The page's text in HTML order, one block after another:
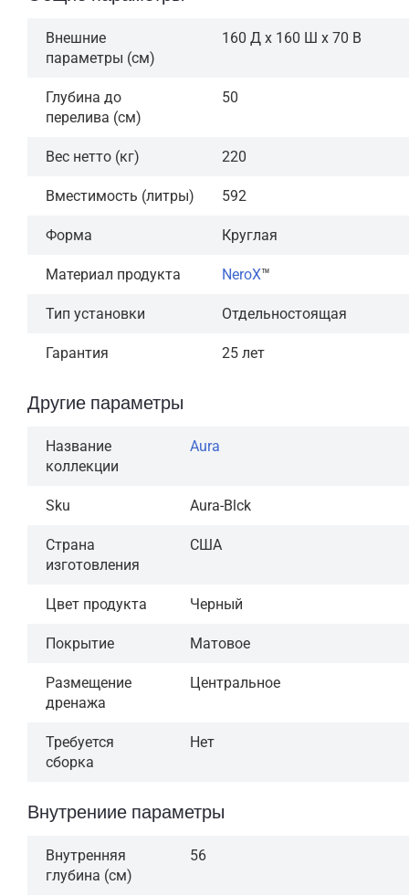
Внешние
параметры (см)
160 Д x 160 Ш x 70 В
Глубина до
перелива (см)
50
Вес нетто (кг) 220
Вместимость (литры) 592
Форма Круглая
Материал продукта NeroX™
Тип установки Отдельностоящая
Гарантия 25 лет
Другие параметры
Название
коллекции
Aura
Sku Aura-Blck
Страна
изготовления
США
Цвет продукта Черный
Покрытие Матовое
Размещение
дренажа
Центральное
Требуется
сборка
Нет
Внутрениие параметры
Внутренняя
глубина (см)
56